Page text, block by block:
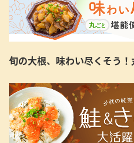
旬の大根、味わい尽くそう